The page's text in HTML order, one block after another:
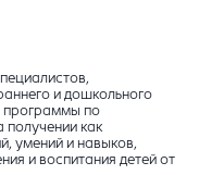
и дошкольного
программы по
как
умений и навыков,
и воспитания детей от